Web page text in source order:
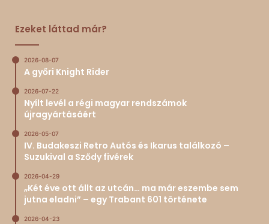
Ezeket láttad már?
2026-08-07
A győri Knight Rider
2026-07-22
Nyílt levél a régi magyar rendszámok
újragyártásáért
2026-05-07
IV. Budakeszi Retro Autós és Ikarus találkozó –
Suzukival a Sződy fivérek
2026-04-29
„Két éve ott állt az utcán… ma már eszembe sem
jutna eladni” – egy Trabant 601 története
2026-04-23